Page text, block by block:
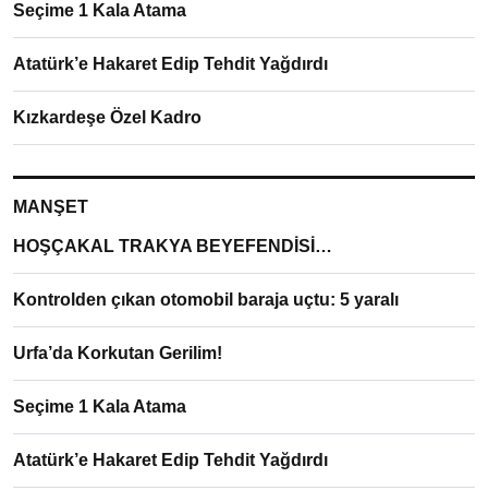
Seçime 1 Kala Atama
Atatürk’e Hakaret Edip Tehdit Yağdırdı
Kızkardeşe Özel Kadro
MANŞET
HOŞÇAKAL TRAKYA BEYEFENDİSİ…
Kontrolden çıkan otomobil baraja uçtu: 5 yaralı
Urfa’da Korkutan Gerilim!
Seçime 1 Kala Atama
Atatürk’e Hakaret Edip Tehdit Yağdırdı